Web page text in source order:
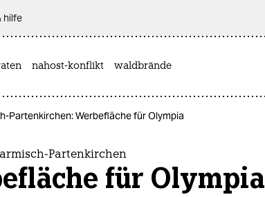
hilfe
nahost-konflikt waldbrände
Partenkirchen: Werbefläche für Olympia
Partenkirchen
für Olympia